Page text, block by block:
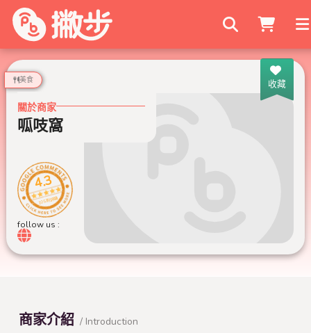
搜尋商家
收藏
美食
關於商家
呱吱窩
4.3
105 則評論
follow us :
商家介紹 / Introduction